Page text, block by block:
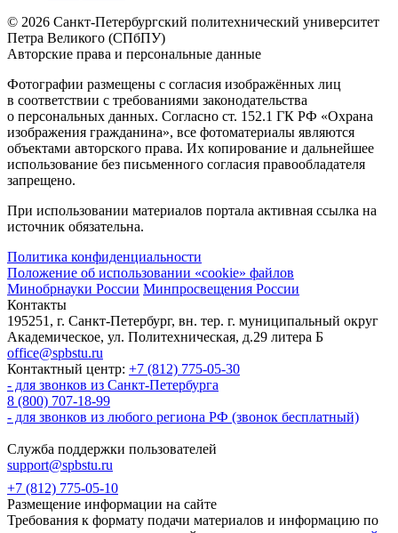
© 2026 Санкт-Петербургский политехнический университет
Петра Великого (СПбПУ)
Авторские права и персональные данные
Фотографии размещены с согласия изображённых лиц
в соответствии с требованиями законодательства
о персональных данных. Согласно ст. 152.1 ГК РФ «Охрана
изображения гражданина», все фотоматериалы являются
объектами авторского права. Их копирование и дальнейшее
использование без письменного согласия правообладателя
запрещено.
При использовании материалов портала активная ссылка на
источник обязательна.
Политика конфиденциальности
Положение об использовании «cookie» файлов
Минобрнауки России Минпросвещения России
Контакты
195251, г. Санкт-Петербург, вн. тер. г. муниципальный округ
Академическое, ул. Политехническая, д.29 литера Б
office@spbstu.ru
Контактный центр: +7 (812) 775-05-30
- для звонков из Санкт-Петербурга
8 (800) 707-18-99
- для звонков из любого региона РФ (звонок бесплатный)
Служба поддержки пользователей
support@spbstu.ru
+7 (812) 775-05-10
Размещение информации на сайте
Требования к формату подачи материалов и информацию по